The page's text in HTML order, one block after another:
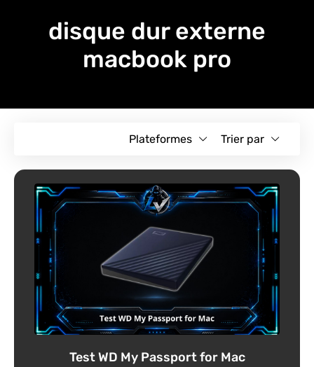
disque dur externe
macbook pro
Plateformes Trier par
Test WD My Passport for Mac